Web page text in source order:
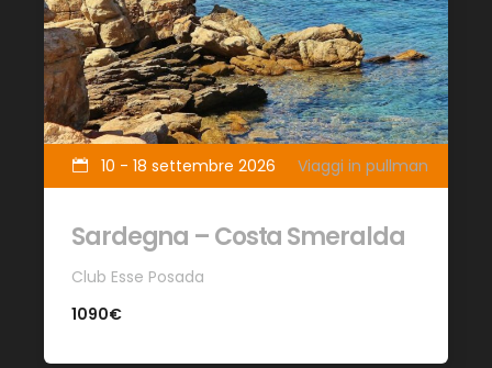
10 - 18 settembre 2026 Viaggi in pullman
Sardegna – Costa Smeralda
Club Esse Posada
1090€